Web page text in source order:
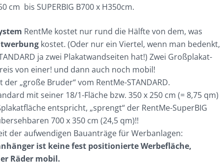
cm bis SUPERBIG B700 x H350cm.
RentMe kostet nur rund die Hälfte von dem, was
kostet. (Oder nur ein Viertel, wenn man bedenkt,
ja zwei Plakatwandseiten hat!) Zwei Großplakat-
von einer! und dann auch noch mobil!
der „große Bruder“ vom RentMe-STANDARD.
mit seiner 18/1-Fläche bzw. 350 x 250 cm (= 8,75 qm)
entspricht, „sprengt“ der RentMe-SuperBIG
700 x 350 cm (24,5 qm)!!
der aufwendigen Bauanträge für Werbanlagen:
ist keine fest positionierte Werbefläche,
Räder mobil.